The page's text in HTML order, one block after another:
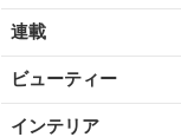
連載
ビューティー
インテリア